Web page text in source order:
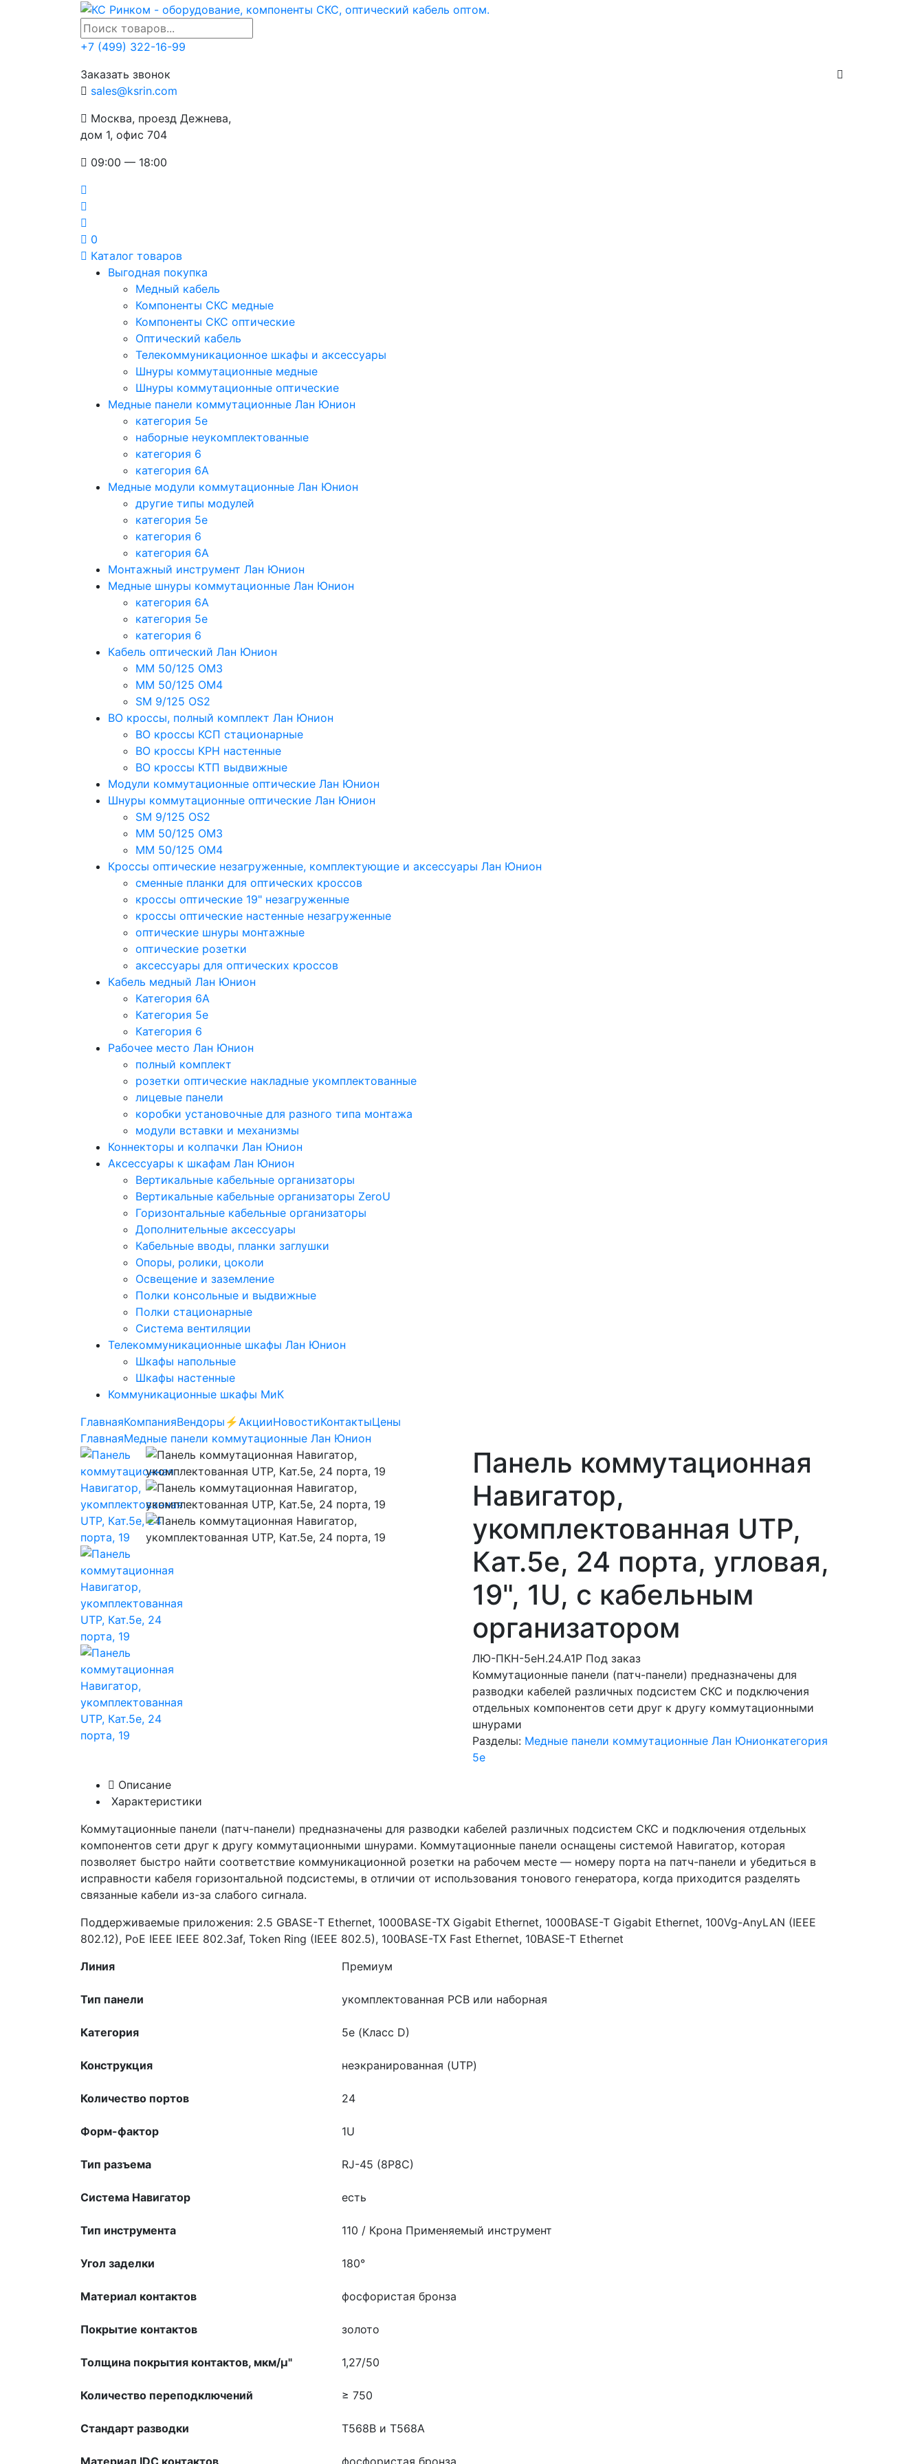
+7 (499) 322-16-99
Заказать звонок
sales@ksrin.com
Москва, проезд Дежнева,
дом 1, офис 704
09:00 — 18:00
0
Каталог товаров
Выгодная покупка
Медный кабель
Компоненты СКС медные
Компоненты СКС оптические
Оптический кабель
Телекоммуникационное шкафы и аксессуары
Шнуры коммутационные медные
Шнуры коммутационные оптические
Медные панели коммутационные Лан Юнион
категория 5e
наборные неукомплектованные
категория 6
категория 6A
Медные модули коммутационные Лан Юнион
другие типы модулей
категория 5е
категория 6
категория 6A
Монтажный инструмент Лан Юнион
Медные шнуры коммутационные Лан Юнион
категория 6A
категория 5e
категория 6
Кабель оптический Лан Юнион
MM 50/125 OM3
MM 50/125 OM4
SM 9/125 OS2
ВО кроссы, полный комплект Лан Юнион
ВО кроссы КСП стационарные
ВО кроссы КРН настенные
ВО кроссы КТП выдвижные
Модули коммутационные оптические Лан Юнион
Шнуры коммутационные оптические Лан Юнион
SM 9/125 OS2
MM 50/125 OM3
MM 50/125 OM4
Кроссы оптические незагруженные, комплектующие и аксессуары Лан Юнион
сменные планки для оптических кроссов
кроссы оптические 19" незагруженные
кроссы оптические настенные незагруженные
оптические шнуры монтажные
оптические розетки
аксессуары для оптических кроссов
Кабель медный Лан Юнион
Категория 6A
Категория 5e
Категория 6
Рабочее место Лан Юнион
полный комплект
розетки оптические накладные укомплектованные
лицевые панели
коробки установочные для разного типа монтажа
модули вставки и механизмы
Коннекторы и колпачки Лан Юнион
Аксессуары к шкафам Лан Юнион
Вертикальные кабельные организаторы
Вертикальные кабельные организаторы ZeroU
Горизонтальные кабельные организаторы
Дополнительные аксессуары
Кабельные вводы, планки заглушки
Опоры, ролики, цоколи
Освещение и заземление
Полки консольные и выдвижные
Полки стационарные
Система вентиляции
Телекоммуникационные шкафы Лан Юнион
Шкафы напольные
Шкафы настенные
Коммуникационные шкафы МиК
ГлавнаяКомпанияВендоры ⚡️АкцииНовостиКонтактыЦены
ГлавнаяМедные панели коммутационные Лан Юнион
Панель коммутационная
Навигатор,
укомплектованная UTP,
Кат.5e, 24 порта, угловая,
19", 1U, с кабельным
организатором
ЛЮ-ПКН-5eН.24.А1Р Под заказ
Коммутационные панели (патч-панели) предназначены для
разводки кабелей различных подсистем СКС и подключения
отдельных компонентов сети друг к другу коммутационными
шнурами
Разделы: Медные панели коммутационные Лан Юнионкатегория
5e
Описание
Характеристики
Коммутационные панели (патч-панели) предназначены для разводки кабелей различных подсистем СКС и подключения отдельных
компонентов сети друг к другу коммутационными шнурами. Коммутационные панели оснащены системой Навигатор, которая
позволяет быстро найти соответствие коммуникационной розетки на рабочем месте — номеру порта на патч-панели и убедиться в
исправности кабеля горизонтальной подсистемы, в отличии от использования тонового генератора, когда приходится разделять
связанные кабели из-за слабого сигнала.
Поддерживаемые приложения: 2.5 GBASE-Т Ethernet, 1000BASE-TX Gigabit Ethernet, 1000BASE-T Gigabit Ethernet, 100Vg-AnyLAN (IEEE
802.12), PoE IEEE IEEE 802.3af, Token Ring (IEEE 802.5), 100BASE-TX Fast Ethernet, 10BASE-T Ethernet
Линия
Премиум
Тип панели укомплектованная PCB или наборная
Категория 5e (Класс D)
Конструкция неэкранированная (UTP)
Количество портов 24
Форм-фактор 1U
Тип разъема RJ-45 (8P8C)
Система Навигатор есть
Тип инструмента 110 / Крона Применяемый инструмент
Угол заделки 180°
Материал контактов фосфористая бронза
Покрытие контактов золото
Толщина покрытия контактов, мкм/µ" 1,27/50
Количество переподключений ≥ 750
Стандарт разводки T568B и T568A
Материал IDC контактов фосфористая бронза